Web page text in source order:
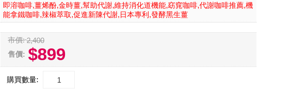
即溶咖啡,薑烯酚,金時薑,幫助代謝,維持消化道機能,窈窕咖啡,代謝咖啡推薦,機
能拿鐵咖啡,辣椒萃取,促進新陳代謝,日本專利,發酵黑生薑
市價: 2,400
售價: $899
購買數量: